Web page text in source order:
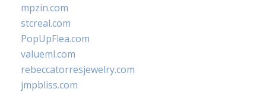
mpzin.com
stcreal.com
PopUpFlea.com
valueml.com
rebeccatorresjewelry.com
jmpbliss.com